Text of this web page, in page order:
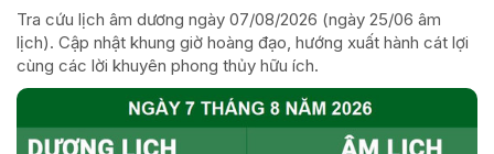
Tra cứu lịch âm dương ngày 07/08/2026 (ngày 25/06 âm
lịch). Cập nhật khung giờ hoàng đạo, hướng xuất hành cát lợi
cùng các lời khuyên phong thủy hữu ích.